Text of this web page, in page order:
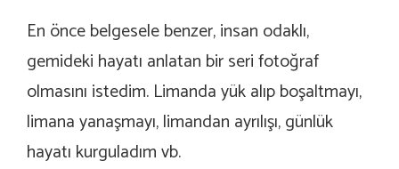
En önce belgesele benzer, insan odaklı,
gemideki hayatı anlatan bir seri fotoğraf
olmasını istedim. Limanda yük alıp boşaltmayı,
limana yanaşmayı, limandan ayrılışı, günlük
hayatı kurguladım vb.